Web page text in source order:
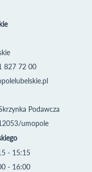
827 72 00
Podawcza
umopole
- 15:15
- 16:00